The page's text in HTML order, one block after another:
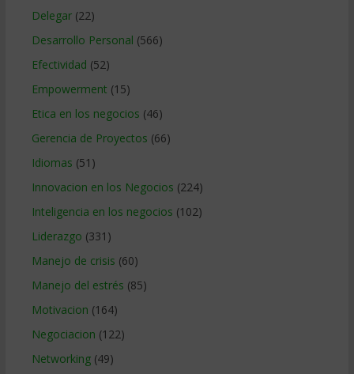
Delegar(22)
Desarrollo Personal (566)
Efectividad (52)
Empowerment (15)
Etica en los negocios (46)
Gerencia de Proyectos (66)
Idiomas (51)
Innovacion en los Negocios (224)
Inteligencia en los negocios (102)
Liderazgo (331)
Manejo de crisis (60)
Manejo del estrés (85)
Motivacion (164)
Negociacion (122)
Networking(49)